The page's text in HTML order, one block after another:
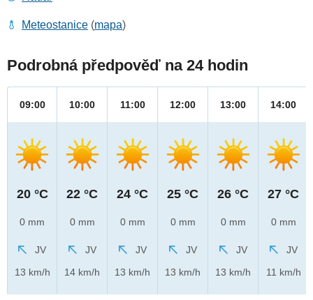
Meteostanice (mapa)
Podrobná předpověď na 24 hodin
09:00
20 °C
0 mm
JV
13 km/h
10:00
22 °C
0 mm
JV
14 km/h
11:00
24 °C
0 mm
JV
13 km/h
12:00
25 °C
0 mm
JV
13 km/h
13:00
26 °C
0 mm
JV
13 km/h
14:00
27 °C
0 mm
JV
11 km/h